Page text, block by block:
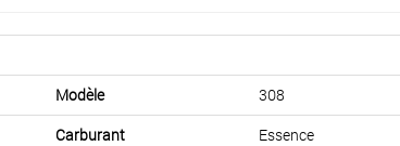
Modèle
308
Carburant
Essence